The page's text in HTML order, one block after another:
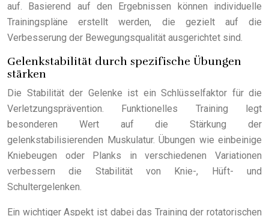
auf. Basierend auf den Ergebnissen können individuelle
Trainingspläne erstellt werden, die gezielt auf die
Verbesserung der Bewegungsqualität ausgerichtet sind.
Gelenkstabilität durch spezifische Übungen
stärken
Die Stabilität der Gelenke ist ein Schlüsselfaktor für die
Verletzungsprävention. Funktionelles Training legt
besonderen Wert auf die Stärkung der
gelenkstabilisierenden Muskulatur. Übungen wie einbeinige
Kniebeugen oder Planks in verschiedenen Variationen
verbessern die Stabilität von Knie-, Hüft- und
Schultergelenken.
Ein wichtiger Aspekt ist dabei das Training der rotatorischen